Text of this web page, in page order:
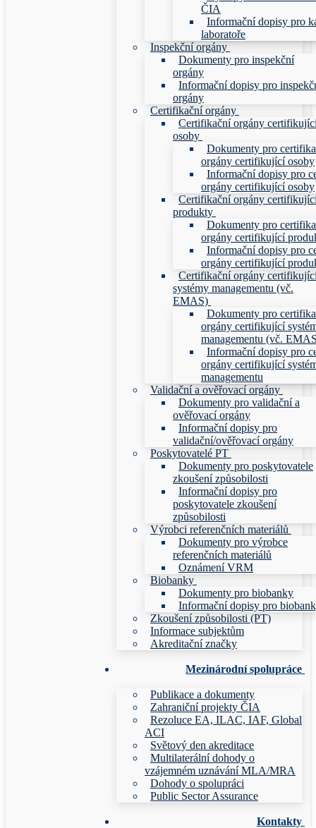
ČIA
Informační dopisy pro
laboratoře
Inspekční orgány
Dokumenty pro inspekční
orgány
Informační dopisy pro
orgány
Certifikační orgány
Certifikační orgány
osoby
Dokumenty pro
orgány certifikující osoby
Informační dopisy pro
orgány certifikující osoby
Certifikační orgány
produkty
Dokumenty pro
orgány certifikující
Informační dopisy pro
orgány certifikující
Certifikační orgány
systémy managementu (vč.
EMAS)
Dokumenty pro
orgány certifikující
managementu (vč.
Informační dopisy pro
orgány certifikující
managementu
Validační a ověřovací orgány
Dokumenty pro validační a
ověřovací orgány
Informační dopisy pro
validační/ověřovací orgány
Poskytovatelé PT
Dokumenty pro poskytovatele
zkoušení způsobilosti
Informační dopisy pro
poskytovatele zkoušení
způsobilosti
Výrobci referenčních materiálů
Dokumenty pro výrobce
referenčních materiálů
Oznámení VRM
Biobanky
Dokumenty pro biobanky
Informační dopisy pro
Zkoušení způsobilosti (PT)
Informace subjektům
Akreditační značky
Mezinárodní spolupráce
Publikace a dokumenty
Zahraniční projekty ČIA
Rezoluce EA, ILAC, IAF, Global
ACI
Světový den akreditace
Multilaterální dohody o
vzájemném uznávání MLA/MRA
Dohody o spolupráci
Public Sector Assurance
Kontakty